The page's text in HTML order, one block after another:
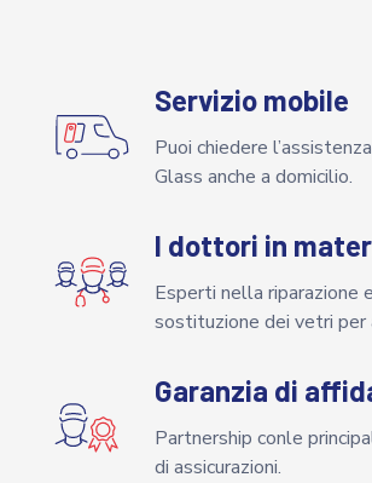
Servizio mobile
Puoi chiedere
Glass anche a domicilio.
I dottori in
Esperti nella riparazione
sostituzione dei vetri per
Garanzia di
Partnership conle
di assicurazioni.